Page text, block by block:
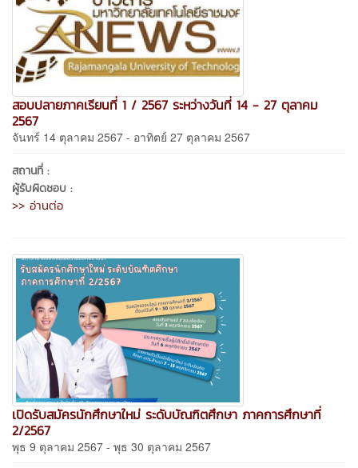
สอบปลายภาคเรียนที่ 1 / 2567 ระหว่างวันที่ 14 - 27 ตุลาคม
2567
จันทร์ 14 ตุลาคม 2567 - อาทิตย์ 27 ตุลาคม 2567
สถานที่ :
ผู้รับผิดชอบ :
>> อ่านต่อ
เปิดรับสมัครนักศึกษาใหม่ ระดับบัณฑิตศึกษา ภาคการศึกษาที่
2/2567
พุธ 9 ตุลาคม 2567 - พุธ 30 ตุลาคม 2567